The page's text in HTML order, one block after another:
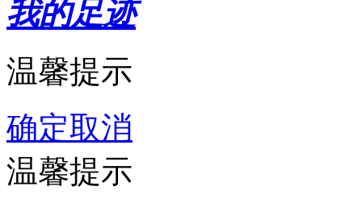
我的足迹
温馨提示
确定取消
温馨提示